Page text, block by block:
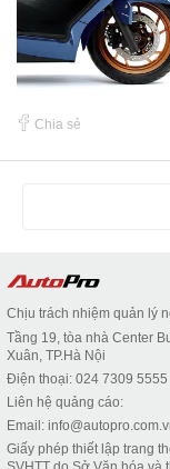
Chia sẻ
Chịu trách nhiệm quản lý
Tầng 19, tòa nhà Center
Xuân, TP.Hà Nội
Điện thoại: 024 7309 5555
Liên hệ quảng cáo:
Email:
Giấy phép thiết lập trang